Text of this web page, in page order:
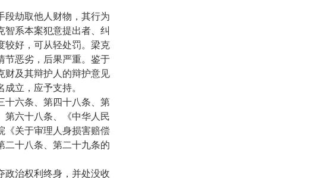
劫取他人财物，其行为
智系本案犯意提出者、纠
较好，可从轻处罚。梁克
节恶劣，后果严重。鉴于
财及其辩护人的辩护意见
立，应予支持。
六条、第四十八条、第
第六十八条、《中华人民
《关于审理人身损害赔偿
二十八条、第二十九条的
治权利终身，并处没收